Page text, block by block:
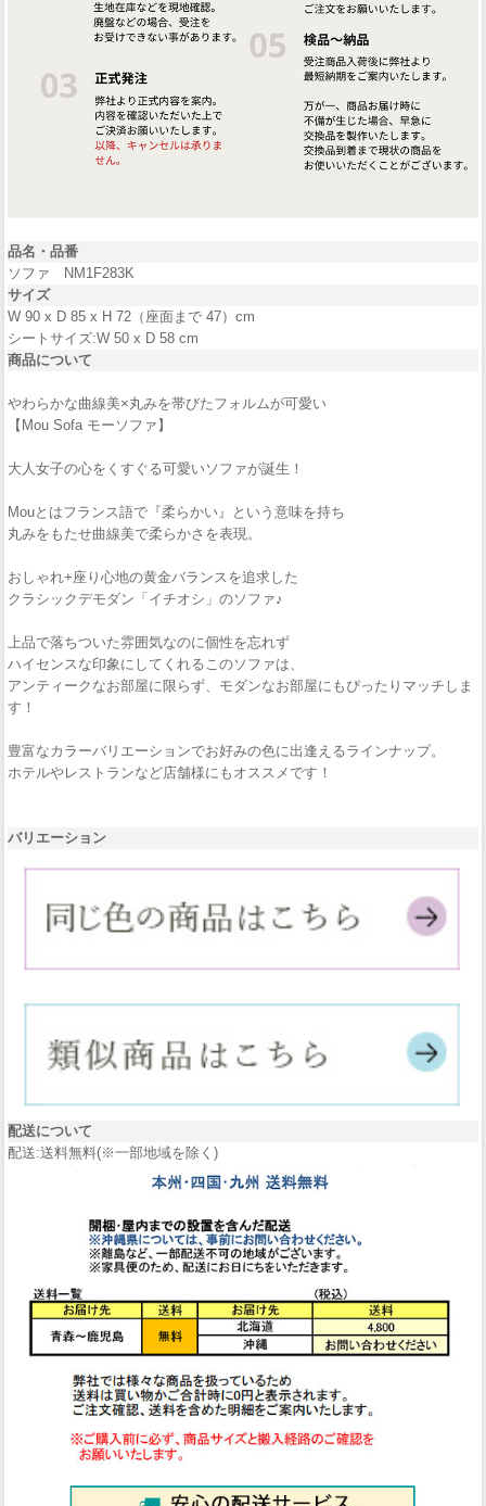
品名・品番
ソファ NM1F283K
サイズ
W 90 x D 85 x H 72（座面まで 47）cm
シートサイズ:W 50 x D 58 cm
商品について
やわらかな曲線美×丸みを帯びたフォルムが可愛い
【Mou Sofa モーソファ】
大人女子の心をくすぐる可愛いソファが誕生！
Mouとはフランス語で『柔らかい』という意味を持ち
丸みをもたせ曲線美で柔らかさを表現。
おしゃれ+座り心地の黄金バランスを追求した
クラシックデモダン「イチオシ」のソファ♪
上品で落ちついた雰囲気なのに個性を忘れず
ハイセンスな印象にしてくれるこのソファは、
アンティークなお部屋に限らず、モダンなお部屋にもぴったりマッチしま
す！
豊富なカラーバリエーションでお好みの色に出逢えるラインナップ。
ホテルやレストランなど店舗様にもオススメです！
バリエーション
配送について
配送:送料無料(※一部地域を除く)